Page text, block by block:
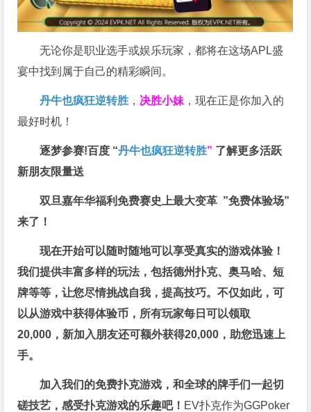
无论你是职业选手或娱乐玩家，都将在这场APL盛
宴中找到属于自己的精彩瞬间。
丹牛也疯狂逆转胜 ， 决胜小妹 ，现在正是你加入的
最好时机！
逐梦参赛!百度 “丹牛也疯狂逆转胜” 了解更多活跃
新朋友限量送
双旦嘉年华福利免费赛史上最大变革 ”免费体验场”
来了！
现在开始可以随时随地可以享受真实的游戏体验！
我们提供丰富多样的玩法，包括德州扑克、奥马哈、短
牌等等，让您尽情挑战自我，提高技巧。不仅如此，可
以从游戏中获得体验币，所有玩家每日可以领取
20,000，新加入朋友还可额外获得20,000，助您迅速上
手。
加入我们的免费扑克游戏，和全球的牌手们一起切
磋技艺，感受扑克游戏的乐趣吧！ EV扑克作为GGPoker